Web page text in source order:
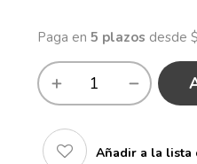
Añadir a la lista